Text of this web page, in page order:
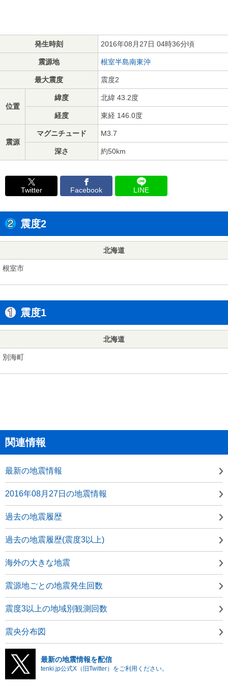
発生時刻 2016年08月27日 04時36分頃
震源地 根室半島南東沖
最大震度 震度2
位置
緯度 北緯 43.2度
経度 東経 146.0度
震源
マグニチュード M3.7
深さ 約50km
Twitter Facebook LINE
震度2
北海道
根室市
震度1
北海道
別海町
関連情報
最新の地震情報
2016年08月27日の地震情報
過去の地震履歴
過去の地震履歴(震度3以上)
海外の大きな地震
震源地ごとの地震発生回数
震度3以上の地域別観測回数
震央分布図
最新の地震情報を配信
tenki.jp公式X（旧Twitter）をご利用ください。